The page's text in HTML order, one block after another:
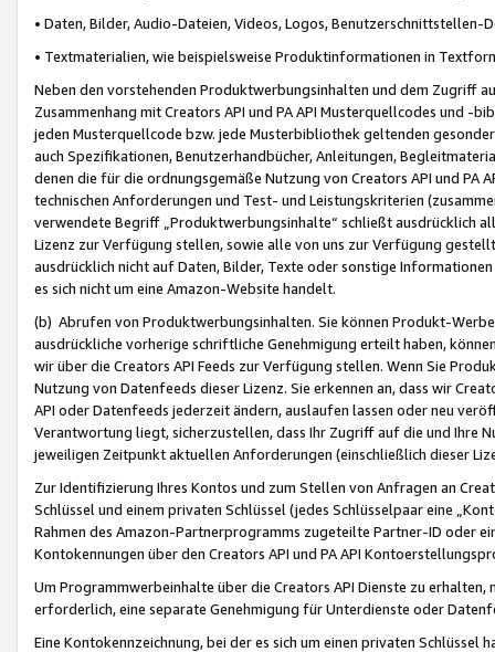
• Daten, Bilder, Audio-Dateien, Videos, Logos, Benutzerschnittstellen-
• Textmaterialien, wie beispielsweise Produktinformationen in
Neben den vorstehenden Produktwerbungsinhalten und dem Zugriff
Zusammenhang mit Creators API und PA API Musterquellcodes und
jeden Musterquellcode bzw. jede Musterbibliothek geltenden
auch Spezifikationen, Benutzerhandbücher, Anleitungen,
denen die für die ordnungsgemäße Nutzung von Creators API und PA
technischen Anforderungen und Test- und Leistungskriterien
verwendete Begriff „Produktwerbungsinhalte“ schließt ausdrücklich
Lizenz zur Verfügung stellen, sowie alle von uns zur Verfügung
ausdrücklich nicht auf Daten, Bilder, Texte oder sonstige
es sich nicht um eine Amazon-Website handelt.
(b) Abrufen von Produktwerbungsinhalten. Sie können Produkt-
ausdrückliche vorherige schriftliche Genehmigung erteilt haben,
wir über die Creators API Feeds zur Verfügung stellen. Wenn Sie
Nutzung von Datenfeeds dieser Lizenz. Sie erkennen an, dass wir
API oder Datenfeeds jederzeit ändern, auslaufen lassen oder neu
Verantwortung liegt, sicherzustellen, dass Ihr Zugriff auf die und Ihre
jeweiligen Zeitpunkt aktuellen Anforderungen (einschließlich dieser
Zur Identifizierung Ihres Kontos und zum Stellen von Anfragen an
Schlüssel und einem privaten Schlüssel (jedes Schlüsselpaar eine
Rahmen des Amazon-Partnerprogramms zugeteilte Partner-ID oder
Kontokennungen über den Creators API und PA API
Um Programmwerbeinhalte über die Creators API Dienste zu
erforderlich, eine separate Genehmigung für Unterdienste oder
Eine Kontokennzeichnung, bei der es sich um einen privaten